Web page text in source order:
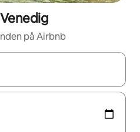
på Airbnb
kan du navigera med upp- och